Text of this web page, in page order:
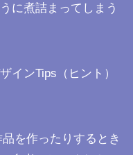
に煮詰まってしまう
インTips（ヒント）
を作ったりするとき